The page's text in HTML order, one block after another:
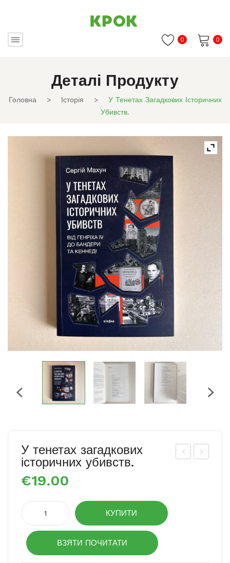
0
0
Деталі Продукту
Головна > Історія >
У Тенетах Загадкових Історичних
Убивств.
У тенетах загадкових
історичних убивств.
€19.00
тенетах
загадкових
історичних
убивств.
КУПИТИ
ВЗЯТИ ПОЧИТАТИ